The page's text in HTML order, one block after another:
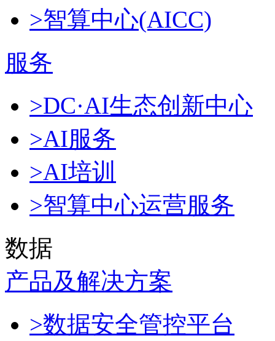
>智算中心(AICC)
服务
>DC·AI生态创新中心
>AI服务
>AI培训
>智算中心运营服务
数据
产品及解决方案
>数据安全管控平台